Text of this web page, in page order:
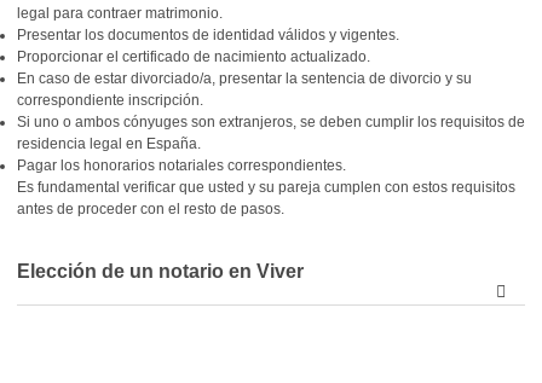
legal para contraer matrimonio.
Presentar los documentos de identidad válidos y vigentes.
Proporcionar el certificado de nacimiento actualizado.
En caso de estar divorciado/a, presentar la sentencia de divorcio y su
correspondiente inscripción.
Si uno o ambos cónyuges son extranjeros, se deben cumplir los requisitos de
residencia legal en España.
Pagar los honorarios notariales correspondientes.
Es fundamental verificar que usted y su pareja cumplen con estos requisitos
antes de proceder con el resto de pasos.
Elección de un notario en Viver